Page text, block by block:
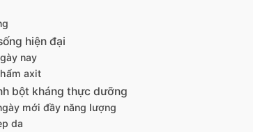
hiện đại
nay
axit
bột kháng thực dưỡng
mới đầy năng lượng
da